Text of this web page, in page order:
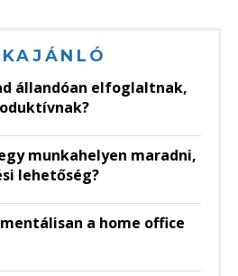
állandóan elfoglaltnak,
munkahelyen maradni,
lehetőség?
a home office